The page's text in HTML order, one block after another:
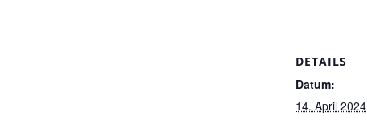
DETAILS
Datum:
14. April 2024